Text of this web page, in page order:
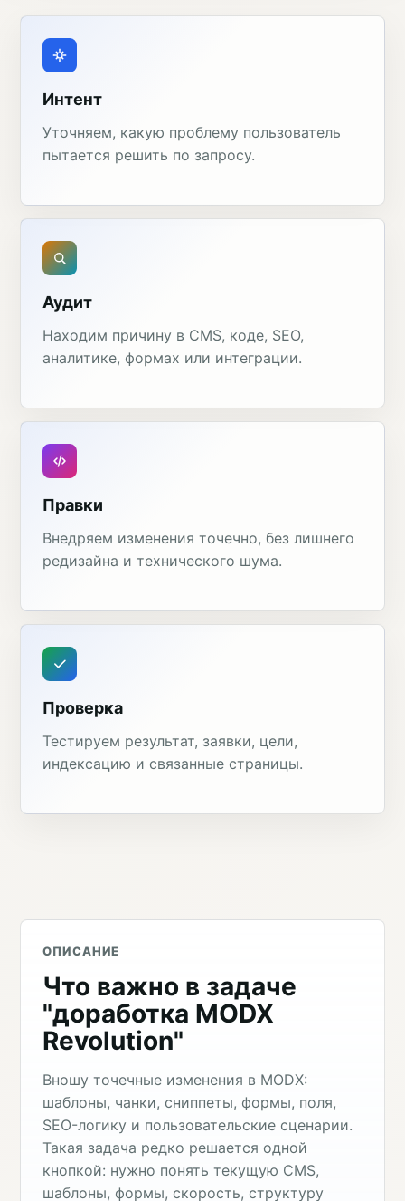
Интент
Уточняем, какую проблему пользователь
пытается решить по запросу.
Аудит
Находим причину в CMS, коде, SEO,
аналитике, формах или интеграции.
Правки
Внедряем изменения точечно, без лишнего
редизайна и технического шума.
Проверка
Тестируем результат, заявки, цели,
индексацию и связанные страницы.
ОПИСАНИЕ
Что важно в задаче
"доработка MODX
Revolution"
Вношу точечные изменения в MODX:
шаблоны, чанки, сниппеты, формы, поля,
SEO-логику и пользовательские сценарии.
Такая задача редко решается одной
кнопкой: нужно понять текущую CMS,
шаблоны, формы, скорость, структуру